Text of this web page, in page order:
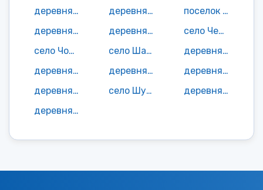
деревня Устиново
деревня Федоровка
поселок Хлебороб
деревня Хотеничи
деревня Чемоданово
село Чернецкая Коста
село Чопово
село Шаулино
деревня Шелудьки
деревня Шиичи
деревня Ширяевка
деревня Шленговка
деревня Шмотовка
село Шуморово
деревня Щекотово
деревня Юскова Слобода